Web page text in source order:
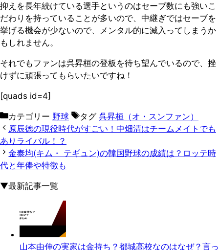
抑えを長年続けている選手というのはセーブ数にも強いこ
だわりを持っていることが多いので、中継ぎではセーブを
挙げる機会が少ないので、メンタル的に滅入ってしまうか
もしれません。
それでもファンは呉昇桓の登板を待ち望んでいるので、挫
けずに頑張ってもらいたいですね！
[quads id=4]
カテゴリー 野球 タグ 呉昇桓（オ・スンファン）
原辰徳の現役時代がすごい！中畑清はチームメイトでも
ありライバル！？
金泰均(キム・ テギュン)の韓国野球の成績は？ロッテ時
代と年俸や特徴も
▼最新記事一覧
山本由伸の実家は金持ち？都城高校なのはなぜ？言っ